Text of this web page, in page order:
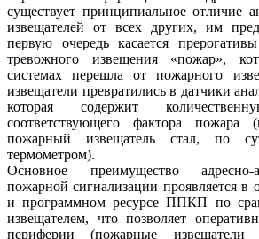
существует принципиальное отличие
извещателей от всех других, им
первую очередь касается
тревожного извещения «пожар»,
системах перешла от пожарного
извещатели превратились в датчики
которая содержит
соответствующего фактора пожара
пожарный извещатель стал, по
термометром).
Основное преимущество адресно-
пожарной сигнализации проявляется в
и программном ресурсе ППКП по
извещателем, что позволяет
периферии (пожарные извещатели